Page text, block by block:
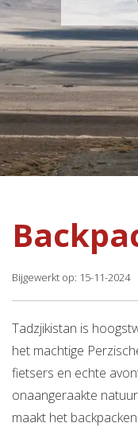
Bijgewerkt op: 15-11-2024
Tadzjikistan is
het machtige
fietsers en echte
onaangeraakte
maakt het